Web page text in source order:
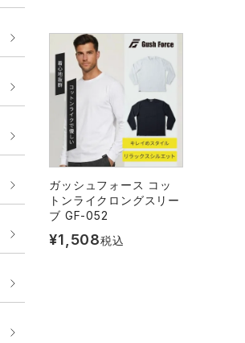
ガッシュフォース コッ
トンライクロングスリー
ブ GF-052
¥1,508税込